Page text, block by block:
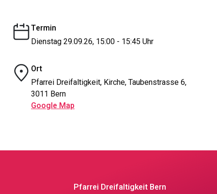
Termin
Dienstag 29.09.26, 15:00 - 15:45 Uhr
Ort
Pfarrei Dreifaltigkeit, Kirche, Taubenstrasse 6,
3011 Bern
Google Map
Pfarrei Dreifaltigkeit Bern